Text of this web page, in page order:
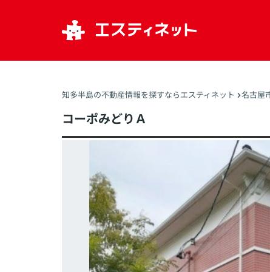
知多半島の不動産情報を探すならエスティネット 名古屋
コーポみどりＡ